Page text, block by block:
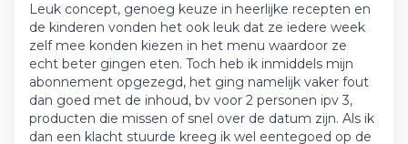
Leuk concept, genoeg keuze in heerlijke recepten en
de kinderen vonden het ook leuk dat ze iedere week
zelf mee konden kiezen in het menu waardoor ze
echt beter gingen eten. Toch heb ik inmiddels mijn
abonnement opgezegd, het ging namelijk vaker fout
dan goed met de inhoud, bv voor 2 personen ipv 3,
producten die missen of snel over de datum zijn. Als ik
dan een klacht stuurde kreeg ik wel eentegoed op de